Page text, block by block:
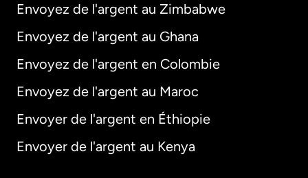
Envoyez de l'argent au Zimbabwe
Envoyez de l'argent au Ghana
Envoyez de l'argent en Colombie
Envoyez de l'argent au Maroc
Envoyer de l'argent en Éthiopie
Envoyer de l'argent au Kenya